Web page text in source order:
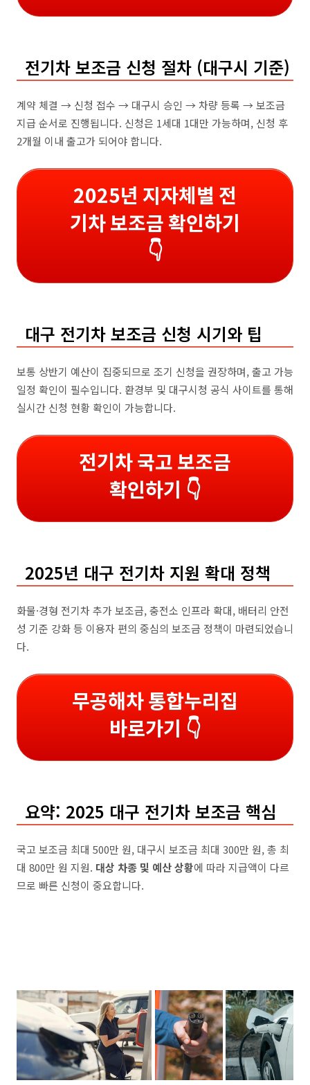
전기차 보조금 신청 절차 (대구시 기준)
계약 체결 → 신청 접수 → 대구시 승인 → 차량 등록 → 보조금
지급 순서로 진행됩니다. 신청은 1세대 1대만 가능하며, 신청 후
2개월 이내 출고가 되어야 합니다.
2025년 지자체별 전
기차 보조금 확인하기
👇
대구 전기차 보조금 신청 시기와 팁
보통 상반기 예산이 집중되므로 조기 신청을 권장하며, 출고 가능
일정 확인이 필수입니다. 환경부 및 대구시청 공식 사이트를 통해
실시간 신청 현황 확인이 가능합니다.
전기차 국고 보조금
확인하기 👇
2025년 대구 전기차 지원 확대 정책
화물·경형 전기차 추가 보조금, 충전소 인프라 확대, 배터리 안전
성 기준 강화 등 이용자 편의 중심의 보조금 정책이 마련되었습니
다.
무공해차 통합누리집
바로가기 👇
요약: 2025 대구 전기차 보조금 핵심
국고 보조금 최대 500만 원, 대구시 보조금 최대 300만 원, 총 최
대 800만 원 지원. 대상 차종 및 예산 상황에 따라 지급액이 다르
므로 빠른 신청이 중요합니다.